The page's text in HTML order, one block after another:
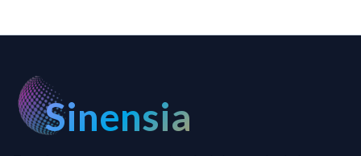
Sinensia